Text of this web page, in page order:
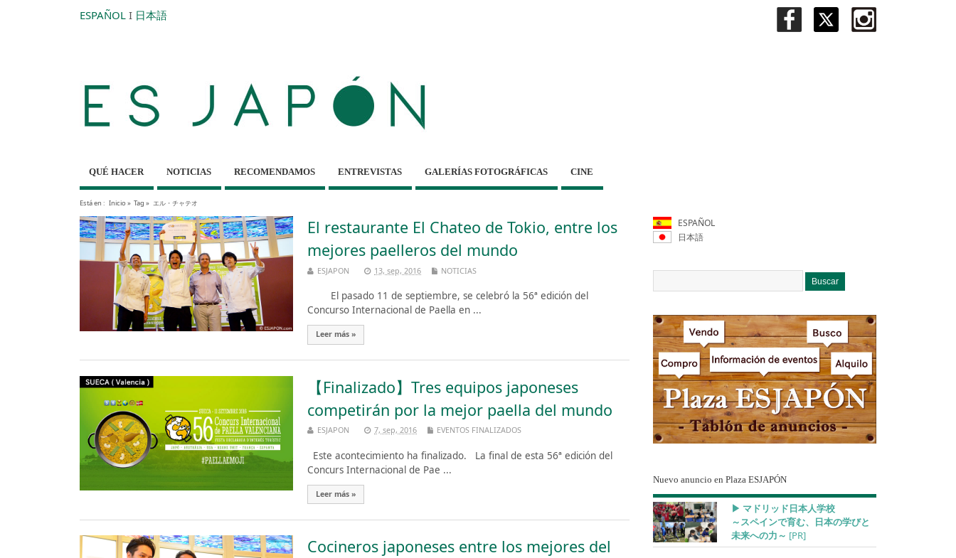
ESPAÑOL I 日本語
QUÉ HACER NOTICIAS RECOMENDAMOS ENTREVISTAS GALERÍAS FOTOGRÁFICAS CINE
Está en : Inicio» Tag » エル・チャテオ
El restaurante El Chateo de Tokio, entre los
mejores paelleros del mundo
ESJAPON 13, sep, 2016 NOTICIAS
El pasado 11 de septiembre, se celebró la 56ª edición del
Concurso Internacional de Paella en ...
Leer más »
【Finalizado】Tres equipos japoneses
competirán por la mejor paella del mundo
ESJAPON 7, sep, 2016 EVENTOS FINALIZADOS
Este acontecimiento ha finalizado. La final de esta 56ª edición del
Concurs Internacional de Pae ...
Leer más »
Cocineros japoneses entre los mejores del
ESPAÑOL
日本語
Nuevo anuncio en Plaza ESJAPÓN
▶︎ マドリッド日本人学校
～スペインで育む、日本の学びと
未来への力～ [PR]